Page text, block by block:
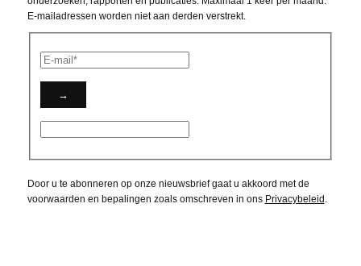
E-mailadressen worden niet aan derden verstrekt.
Door u te abonneren op onze nieuwsbrief gaat u akkoord met de
voorwaarden en bepalingen zoals omschreven in ons Privacybeleid .